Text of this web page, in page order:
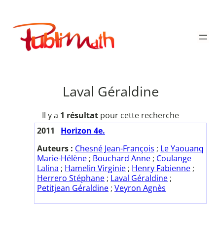
contenu
Publimath
Laval Géraldine
Il y a 1 résultat pour cette recherche
2011
Horizon 4e.
Auteurs : Chesné Jean-François ; Le Yaouanq
Marie-Hélène ; Bouchard Anne ; Coulange
Lalina ; Hamelin Virginie ; Henry Fabienne ;
Herrero Stéphane ; Laval Géraldine ;
Petitjean Géraldine ; Veyron Agnès